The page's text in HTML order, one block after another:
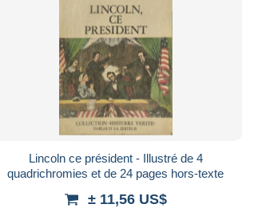
Lincoln ce président - Illustré de 4
quadrichromies et de 24 pages hors-texte
± 11,56 US$